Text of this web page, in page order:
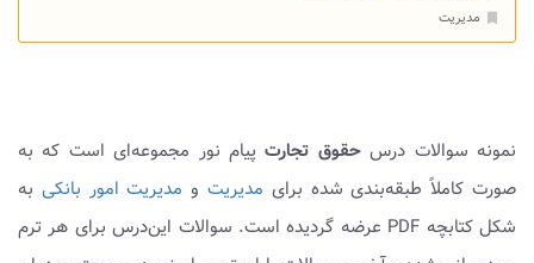
مدیریت
نمونه سوالات درسحقوق تجارتپیام نور مجموعه‌ای است که به
صورت کاملاً طبقه‌بندی شده برای مدیریتو مدیریت امور بانکی به
شکل کتابچه PDF عرضه گردیده است. سوالات این‌درس برای هر ترم